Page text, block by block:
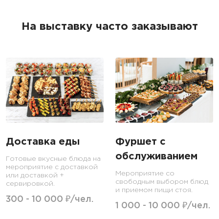
На выставку часто заказывают
Доставка еды
Готовые вкусные блюда на
мероприятие с доставкой
или доставкой +
сервировкой.
300 - 10 000 ₽/чел.
Фуршет с
обслуживанием
Мероприятие со
свободным выбором блюд
и приемом пищи стоя.
1 000 - 10 000 ₽/чел.